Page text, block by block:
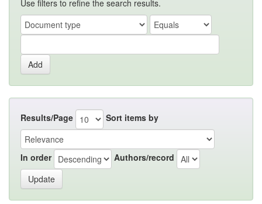
Use filters to refine the search results.
Results/Page Sort items by
In order Authors/record